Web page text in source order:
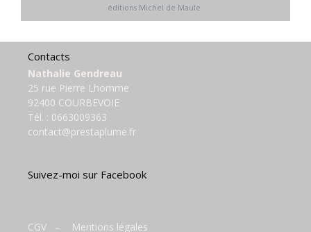
éditions Michel de Maule
Contacts
Nathalie Gendreau
25 rue Pierre Lhomme
92400 COURBEVOIE
Tél. : 0663009363
contact@prestaplume.fr
Suivez-moi sur Facebook
CGV – Mentions légales